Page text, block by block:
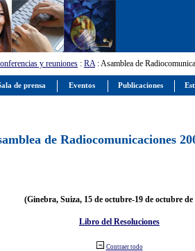
y reuniones : RA: Asamblea de
de Radiocomunicaciones
(Ginebra, Suiza, 15 de octubre-19 de octubre de
Libro del Resoluciones
Contraer todo
de prensa Eventos Publicaciones